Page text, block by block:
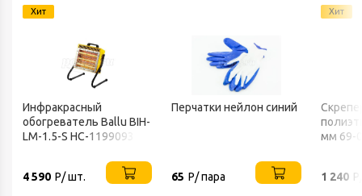
Хит
Инфракрасный
обогреватель Ballu BIH-
LM-1.5-S НС-1199093
4 590 Р/ шт.
Перчатки нейлон синий
65 Р/ пара
Хит
мм 69-
1 240